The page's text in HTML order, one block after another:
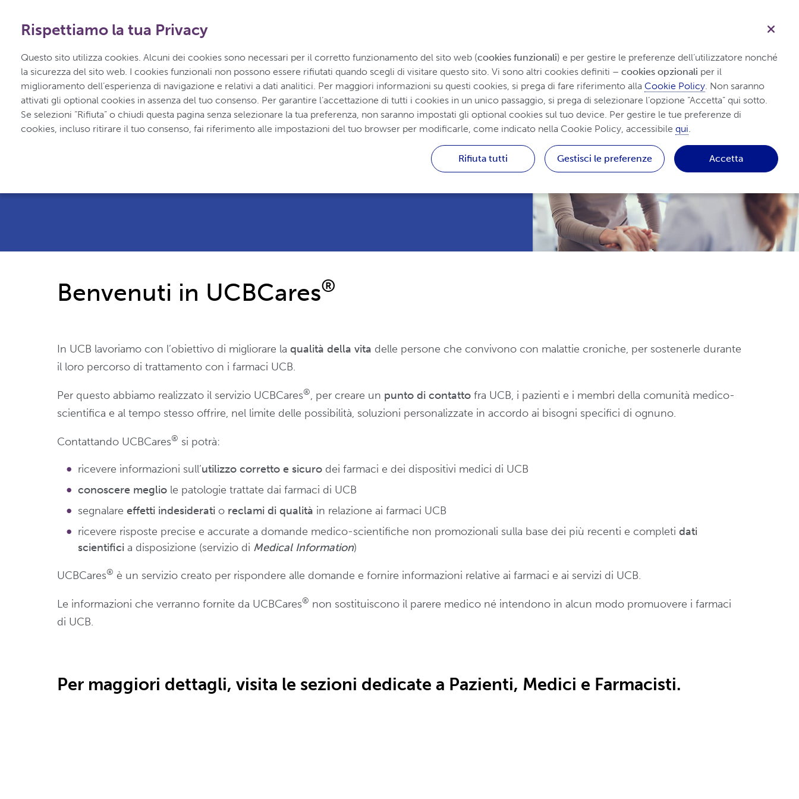
è un servizio creato da UCB e dedicato alle persone che convivono con
malattie croniche e sono in trattamento con i farmaci UCB, ai loro familiari e ai professionisti
Benvenuti in UCBCares®
In UCB lavoriamo con l’obiettivo di migliorare la qualità della vita delle persone che convivono con malattie croniche, per sostenerle durante
il loro percorso di trattamento con i farmaci UCB.
Per questo abbiamo realizzato il servizio UCBCares®, per creare un punto di contattofra UCB, i pazienti e i membri della comunità medico-
scientifica e al tempo stesso offrire, nel limite delle possibilità, soluzioni personalizzate in accordo ai bisogni specifici di ognuno.
Contattando UCBCares® si potrà:
ricevere informazioni sull’utilizzo corretto e sicurodei farmaci e dei dispositivi medici di UCB
conoscere megliole patologie trattate dai farmaci di UCB
segnalare effetti indesiderati o reclami di qualità in relazione ai farmaci UCB
ricevere risposte precise e accurate a domande medico-scientifiche non promozionali sulla base dei più recenti e completi dati
scientifici a disposizione (servizio di Medical Information)
UCBCares® è un servizio creato per rispondere alle domande e fornire informazioni relative ai farmaci e ai servizi di UCB.
Le informazioni che verranno fornite da UCBCares® non sostituiscono il parere medico né intendono in alcun modo promuovere i farmaci
di UCB.
Per maggiori dettagli, visita le sezioni dedicate a Pazienti, Medici e Farmacisti.
Rispettiamo la tua Privacy
Questo sito utilizza cookies. Alcuni dei cookies sono necessari per il corretto funzionamento del sito web (cookies funzionali) e per gestire le preferenze dell’utilizzatore nonché
la sicurezza del sito web. I cookies funzionali non possono essere rifiutati quando scegli di visitare questo sito. Vi sono altri cookies definiti – cookies opzionali per il
miglioramento dell’esperienza di navigazione e relativi a dati analitici. Per maggiori informazioni su questi cookies, si prega di fare riferimento alla Cookie Policy. Non saranno
attivati gli optional cookies in assenza del tuo consenso. Per garantire l’accettazione di tutti i cookies in un unico passaggio, si prega di selezionare l’opzione “Accetta” qui sotto.
Se selezioni “Rifiuta” o chiudi questa pagina senza selezionare la tua preferenza, non saranno impostati gli optional cookies sul tuo device. Per gestire le tue preferenze di
cookies, incluso ritirare il tuo consenso, fai riferimento alle impostazioni del tuo browser per modificarle, come indicato nella Cookie Policy, accessibile qui.
Rifiuta tutti Gestisci le preferenze Accetta